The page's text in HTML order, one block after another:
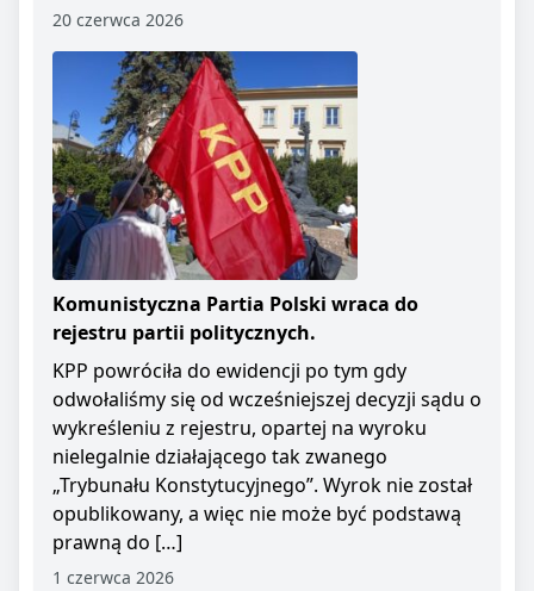
20 czerwca 2026
Komunistyczna Partia Polski wraca do
rejestru partii politycznych.
KPP powróciła do ewidencji po tym gdy
odwołaliśmy się od wcześniejszej decyzji sądu o
wykreśleniu z rejestru, opartej na wyroku
nielegalnie działającego tak zwanego
„Trybunału Konstytucyjnego”. Wyrok nie został
opublikowany, a więc nie może być podstawą
prawną do […]
1 czerwca 2026